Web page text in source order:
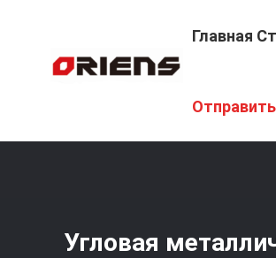
Главная
Угловая